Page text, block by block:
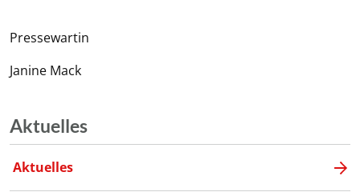
Pressewartin
Janine Mack
Aktuelles
Aktuelles